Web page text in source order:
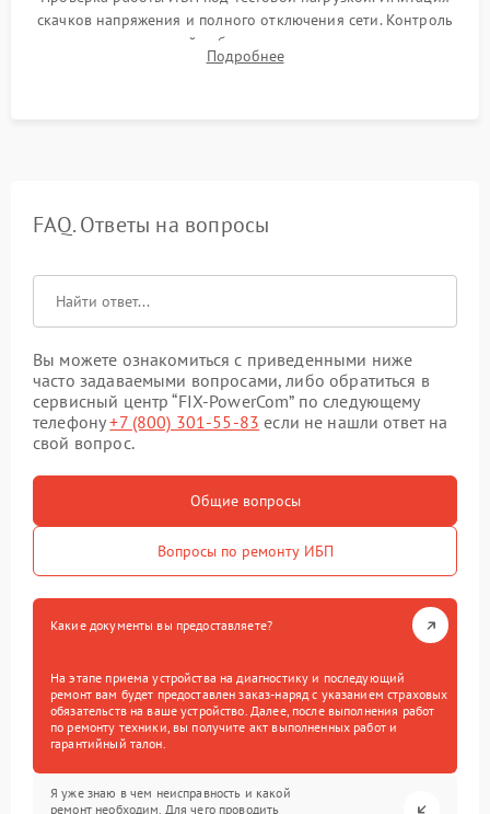
скачков напряжения и полного отключения сети. Контроль
времени автономной работы, температурного режима и
корректности формы выходного сигнала.
Подробнее
FAQ. Ответы на вопросы
Вы можете ознакомиться с приведенными ниже
часто задаваемыми вопросами, либо обратиться в
сервисный центр “FIX-PowerCom” по следующему
телефону+7 (800) 301-55-83 если не нашли ответ на
свой вопрос.
Общие вопросы
Вопросы по ремонту ИБП
Какие документы вы предоставляете?
На этапе приема устройства на диагностику и последующий
ремонт вам будет предоставлен заказ-наряд с указанием страховых
обязательств на ваше устройство. Далее, после выполнения работ
по ремонту техники, вы получите акт выполненных работ и
гарантийный талон.
Я уже знаю в чем неисправность и какой
ремонт необходим. Для чего проводить